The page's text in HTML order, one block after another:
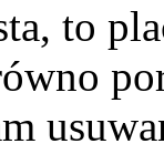
to